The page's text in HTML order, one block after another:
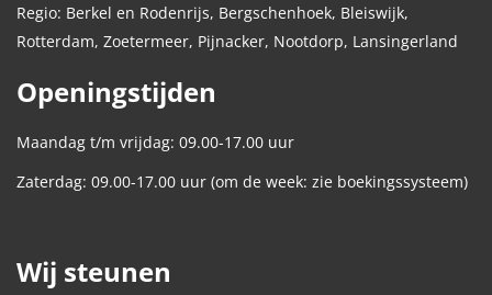
Regio: Berkel en Rodenrijs, Bergschenhoek, Bleiswijk,
Rotterdam, Zoetermeer, Pijnacker, Nootdorp, Lansingerland
Openingstijden
Maandag t/m vrijdag: 09.00-17.00 uur
Zaterdag: 09.00-17.00 uur (om de week: zie boekingssysteem)
Wij steunen